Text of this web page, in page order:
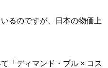
るのですが、日本の物価上
「ディマンド・プル × コス